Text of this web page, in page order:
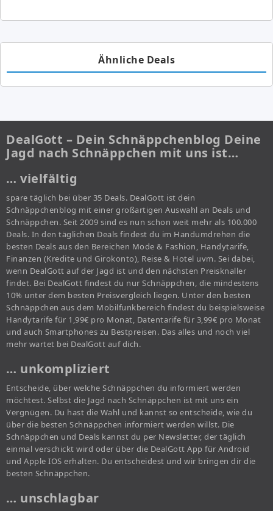
Ähnliche Deals
DealGott – Dein Schnäppchenblog Deine
Jagd nach Schnäppchen mit uns ist…
… vielfältig
spare täglich bei über 35 Deals. DealGott ist dein
Schnäppchenblog mit einer großartigen Auswahl an Deals und
Schnäppchen. Seit 2009 sind es nun schon weit mehr als 100.000
Deals. In den täglichen Deals findest du im Handumdrehen die
besten Deals aus den Bereichen Mode & Fashion, Handytarife,
Finanzen (Kredite und Girokonto), Reise & Hotel uvm. Sei dabei,
wenn DealGott auf der Jagd ist und den nächsten Preisknaller
findet. Bei DealGott findest du nur Schnäppchen, die mindestens
10% unter dem besten Preisvergleich liegen. Unter den besten
Schnäppchen aus dem Mobilfunkbereich findest du beispielsweise
Handytarife für 1,99€ pro Monat, Datentarife für 3,99€ pro Monat
und auch Smartphones zu Bestpreisen. Das alles und noch viel
mehr wartet bei DealGott auf dich.
… unkompliziert
Entscheide, über welche Schnäppchen du informiert werden
möchtest. Selbst die Jagd nach Schnäppchen ist mit uns ein
Vergnügen. Du hast die Wahl und kannst so entscheide, wie du
über die besten Schnäppchen informiert werden willst. Die
Schnäppchen und Deals kannst du per Newsletter, der täglich
einmal verschickt wird oder über die DealGott App für Android
und Apple IOS erhalten. Du entscheidest und wir bringen dir die
besten Schnäppchen.
… unschlagbar